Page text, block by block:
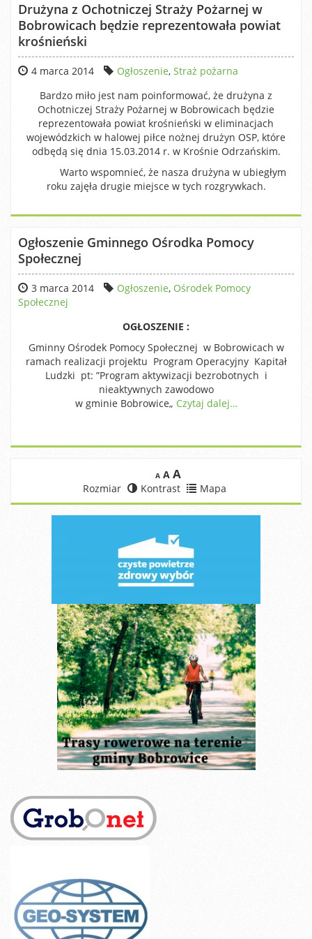
Drużyna z Ochotniczej Straży Pożarnej w
Bobrowicach będzie reprezentowała powiat
krośnieński
4 marca 2014 Ogłoszenie, Straż pożarna
Bardzo miło jest nam poinformować, że drużyna z
Ochotniczej Straży Pożarnej w Bobrowicach będzie
reprezentowała powiat krośnieński w eliminacjach
wojewódzkich w halowej piłce nożnej drużyn OSP, które
odbędą się dnia 15.03.2014 r. w Krośnie Odrzańskim.
Warto wspomnieć, że nasza drużyna w ubiegłym
roku zajęła drugie miejsce w tych rozgrywkach.
Ogłoszenie Gminnego Ośrodka Pomocy
Społecznej
3 marca 2014 Ogłoszenie, Ośrodek Pomocy
Społecznej
OGŁOSZENIE :
Gminny Ośrodek Pomocy Społecznej w Bobrowicach w
ramach realizacji projektu Program Operacyjny Kapitał
Ludzki pt: ”Program aktywizacji bezrobotnych i
nieaktywnych zawodowo
w gminie Bobrowice„ Czytaj dalej…
A A A
Rozmiar Kontrast Mapa